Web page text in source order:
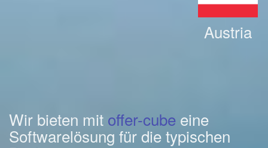
Austria
Wir bieten mit offer-cube eine
Softwarelösung für die typischen